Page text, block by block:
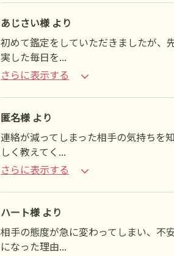
あじさい様 より
初めて鑑定をしていただきましたが、
実した毎日を...
さらに表示する
匿名様 より
連絡が減ってしまった相手の気持ちを
しく教えてく ...
さらに表示する
ハート様 より
相手の態度が急に変わってしまい、不
になった理由...